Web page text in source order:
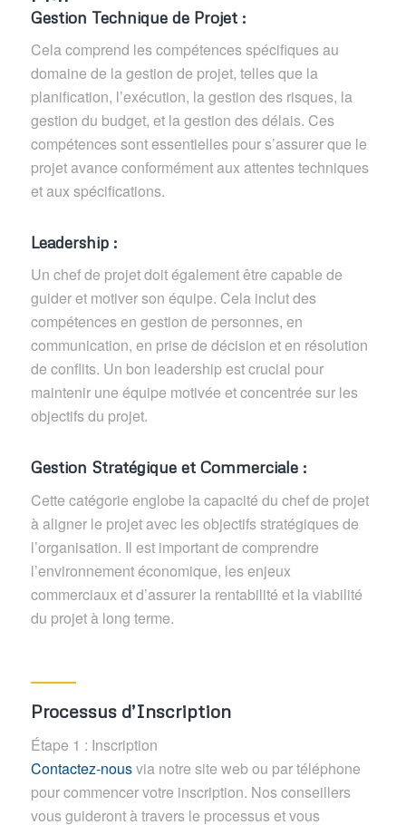
Gestion Technique de Projet:
Cela comprend les compétences spécifiques au
domaine de la gestion de projet, telles que la
planification, l’exécution, la gestion des risques, la
gestion du budget, et la gestion des délais. Ces
compétences sont essentielles pour s’assurer que le
projet avance conformément aux attentes techniques
et aux spécifications.
Leadership :
Un chef de projet doit également être capable de
guider et motiver son équipe. Cela inclut des
compétences en gestion de personnes, en
communication, en prise de décision et en résolution
de conflits. Un bon leadership est crucial pour
maintenir une équipe motivée et concentrée sur les
objectifs du projet.
Gestion Stratégique et Commerciale :
Cette catégorie englobe la capacité du chef de projet
à aligner le projet avec les objectifs stratégiques de
l’organisation. Il est important de comprendre
l’environnement économique, les enjeux
commerciaux et d’assurer la rentabilité et la viabilité
du projet à long terme.
Processus d’Inscription
Étape 1 : Inscription
Contactez-nousvia notre site web ou par téléphone
pour commencer votre inscription. Nos conseillers
vous guideront à travers le processus et vous